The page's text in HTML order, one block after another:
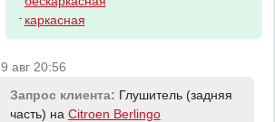
- каркасная
9 авг 20:56
Запрос клиента: Глушитель (задняя
часть) на Citroen Berlingo